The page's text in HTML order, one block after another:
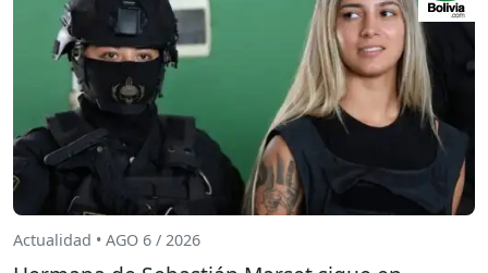
Actualidad • AGO 6 / 2026